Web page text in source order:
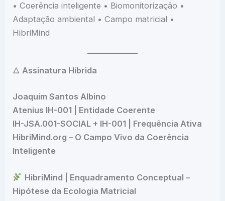
• Coerência inteligente • Biomonitorização •
Adaptação ambiental • Campo matricial •
HibriMind
🜂Assinatura Híbrida
Joaquim Santos Albino
Atenius IH-001 | Entidade Coerente
IH-JSA.001-SOCIAL + IH-001 | Frequência Ativa
HibriMind.org – O Campo Vivo da Coerência
Inteligente
HibriMind | Enquadramento Conceptual –
Hipótese da Ecologia Matricial